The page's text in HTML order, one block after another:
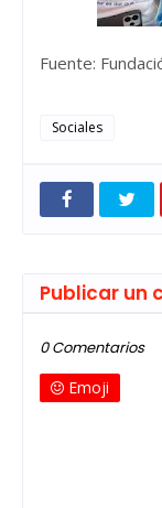
Fuente:
Sociales
Publicar un
0 Comentarios
Emoji